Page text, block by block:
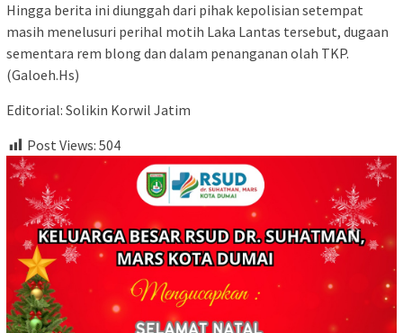
Hingga berita ini diunggah dari pihak kepolisian setempat
masih menelusuri perihal motih Laka Lantas tersebut, dugaan
sementara rem blong dan dalam penanganan olah TKP.
(Galoeh.Hs)
Editorial: Solikin Korwil Jatim
Post Views: 504